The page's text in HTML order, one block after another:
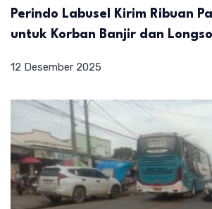
Perindo Labusel Kirim Ribuan
untuk Korban Banjir dan
12 Desember 2025